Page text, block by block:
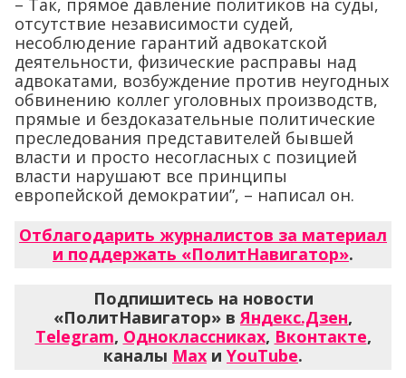
отсутствие независимости судей,
несоблюдение гарантий адвокатской
деятельности, физические расправы над
адвокатами, возбуждение против неугодных
обвинению коллег уголовных производств,
прямые и бездоказательные политические
преследования представителей бывшей
власти и просто несогласных с позицией
власти нарушают все принципы
европейской демократии”, – написал он.
Отблагодарить журналистов за материал
и поддержать «ПолитНавигатор».
Подпишитесь на новости
«ПолитНавигатор» в Яндекс.Дзен,
Telegram, Одноклассниках, Вконтакте,
каналы Max и YouTube.